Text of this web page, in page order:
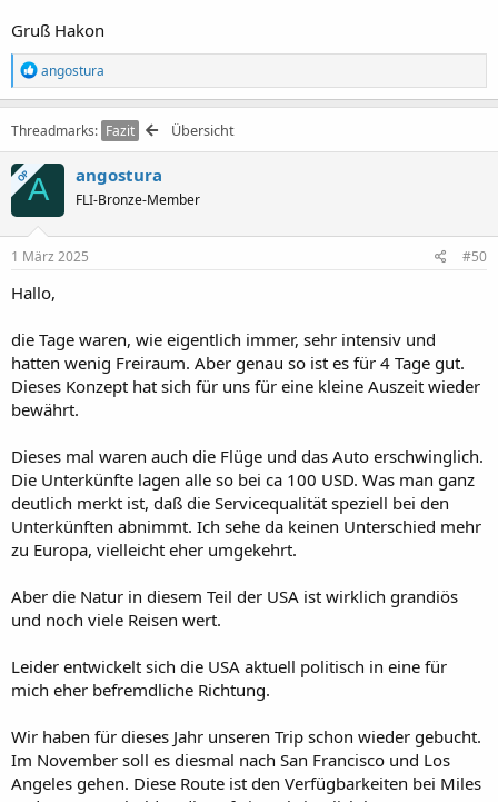
Gruß Hakon
R
e
a
t
i
o
n
n
angostura
Threadmarks Fazit Übersicht
OPA angostura
FLI-Bronze-Member
1 März 2025 #50
Hallo,
die Tage waren, wie eigentlich immer, sehr intensiv und
hatten wenig Freiraum. Aber genau so ist es für 4 Tage gut.
Dieses Konzept hat sich für uns für eine kleine Auszeit wieder
bewährt.
Dieses mal waren auch die Flüge und das Auto erschwinglich.
Die Unterkünfte lagen alle so bei ca 100 USD. Was man ganz
deutlich merkt ist, daß die Servicequalität speziell bei den
Unterkünften abnimmt. Ich sehe da keinen Unterschied mehr
zu Europa, vielleicht eher umgekehrt.
Aber die Natur in diesem Teil der USA ist wirklich grandiös
und noch viele Reisen wert.
Leider entwickelt sich die USA aktuell politisch in eine für
mich eher befremdliche Richtung.
Wir haben für dieses Jahr unseren Trip schon wieder gebucht.
Im November soll es diesmal nach San Francisco und Los
Angeles gehen. Diese Route ist den Verfügbarkeiten bei Miles